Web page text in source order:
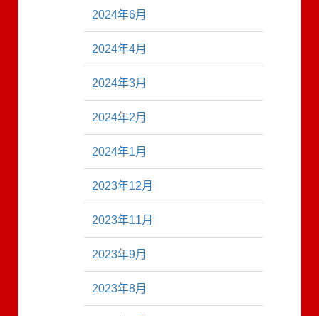
2024年6月
2024年4月
2024年3月
2024年2月
2024年1月
2023年12月
2023年11月
2023年9月
2023年8月